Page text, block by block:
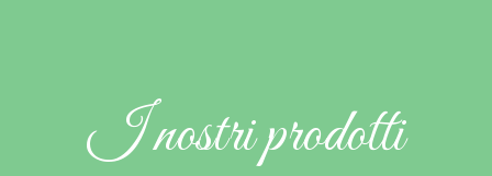
I nostri prodotti